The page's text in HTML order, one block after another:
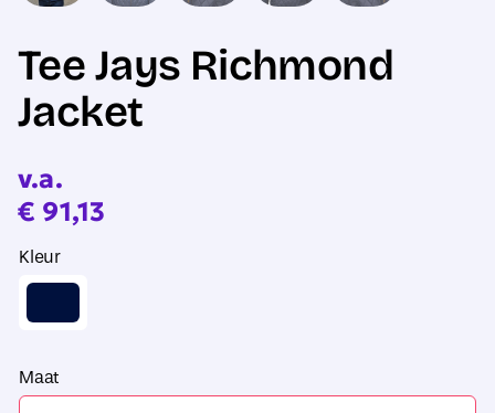
Tee Jays Richmond
Jacket
v.a.
€ 91,13
Kleur
Maat